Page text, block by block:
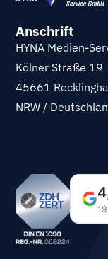
Anschrift
HYNA Medien-
Kölner Straße 19
45661
NRW /